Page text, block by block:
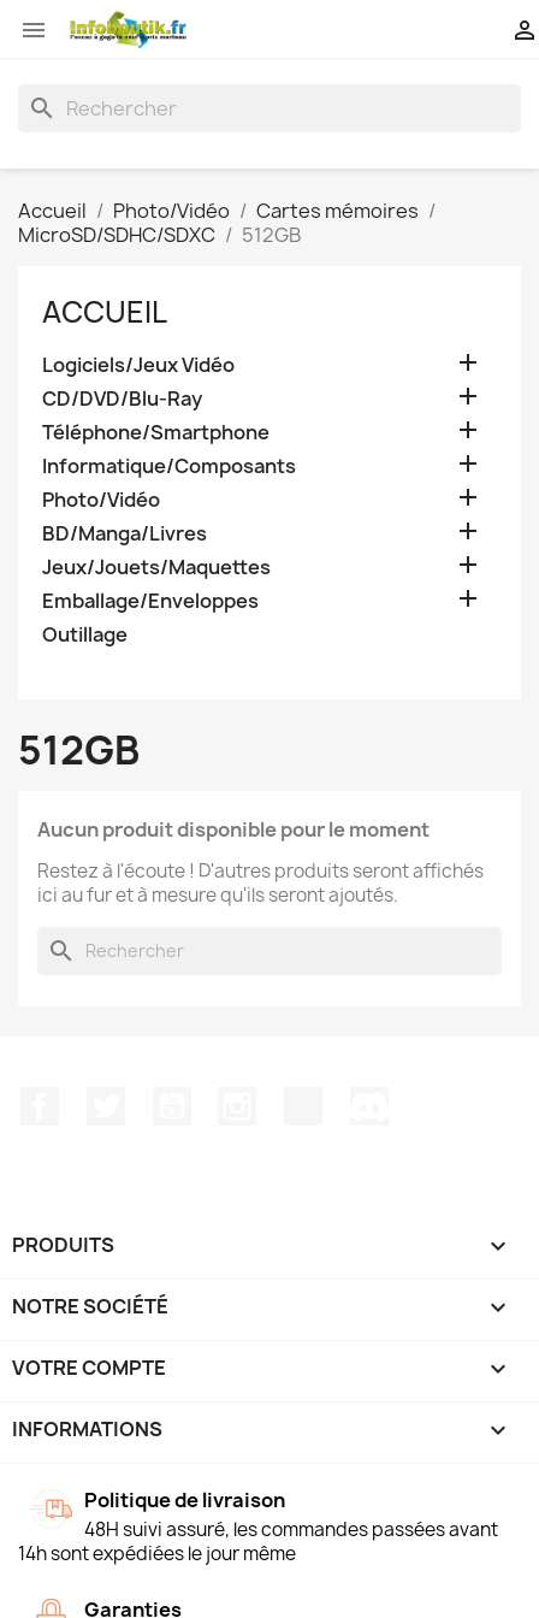
 
search
Accueil Photo/Vidéo
Cartes mémoires
MicroSD/SDHC/SDXC
512GB
ACCUEIL
Logiciels/Jeux Vidéo 
CD/DVD/Blu-Ray 
Téléphone/Smartphone 
Informatique/Composants 
Photo/Vidéo 
BD/Manga/Livres 
Jeux/Jouets/Maquettes 
Emballage/Enveloppes 
Outillage
512GB
Aucun produit disponible pour le moment
Restez à l'écoute ! D'autres produits seront affichés
ici au fur et à mesure qu'ils seront ajoutés.
search
PRODUITS 
NOTRE SOCIÉTÉ 
VOTRE COMPTE 
INFORMATIONS keyboard_arrow_down
Politique de livraison
48H suivi assuré, les commandes passées avant
14h sont expédiées le jour même
Garanties